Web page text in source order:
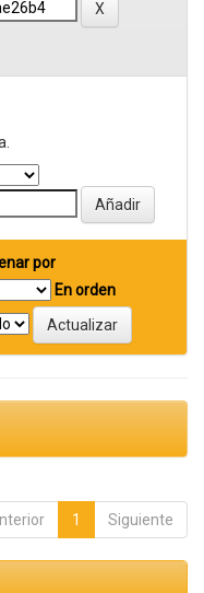
por
En orden
1 Siguiente